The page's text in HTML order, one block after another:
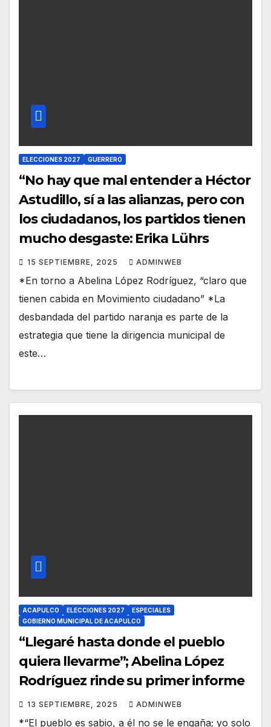
ELECCIONES 2027 GUERRERO
“No hay que mal entender a Héctor
Astudillo, sí a las alianzas, pero con
los ciudadanos, los partidos tienen
mucho desgaste: Erika Lührs
15 SEPTIEMBRE, 2025 ADMINWEB
*En torno a Abelina López Rodríguez, “claro que
tienen cabida en Movimiento ciudadano” *La
desbandada del partido naranja es parte de la
estrategia que tiene la dirigencia municipal de
este…
ACAPULCO ELECCIONES 2027
ESPECIALES
GOBIERNO MUNICIPAL DE ACAPULCO
“Llegaré hasta donde el pueblo
quiera llevarme”; Abelina López
Rodríguez rinde su primer informe
13 SEPTIEMBRE, 2025 ADMINWEB
*“El pueblo es sabio, a él no se le engaña; yo solo